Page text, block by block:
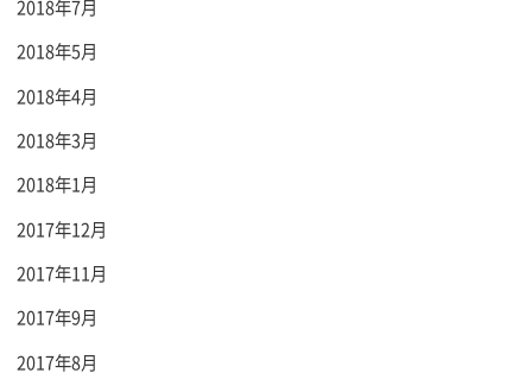
2018年7月
2018年5月
2018年4月
2018年3月
2018年1月
2017年12月
2017年11月
2017年9月
2017年8月